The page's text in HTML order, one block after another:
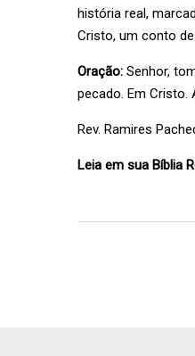
história real,
Cristo, um conto
Oração: Senhor,
pecado. Em Cristo.
Rev. Ramires
Leia em sua Bíblia